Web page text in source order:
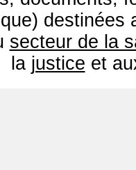
destinées
secteur de la
la justice et